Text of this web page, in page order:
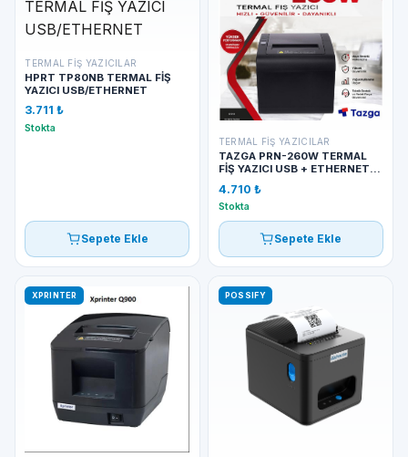
TERMAL FIŞ YAZICILAR
HPRT TP80NB TERMAL FİŞ
YAZICI USB/ETHERNET
3.711 ₺
Stokta
Sepete Ekle
TERMAL FIŞ YAZICILAR
TAZGA PRN-260W TERMAL
FİŞ YAZICI USB + ETHERNET+
4.710 ₺
Stokta
Sepete Ekle
XPRINTER POSSIFY